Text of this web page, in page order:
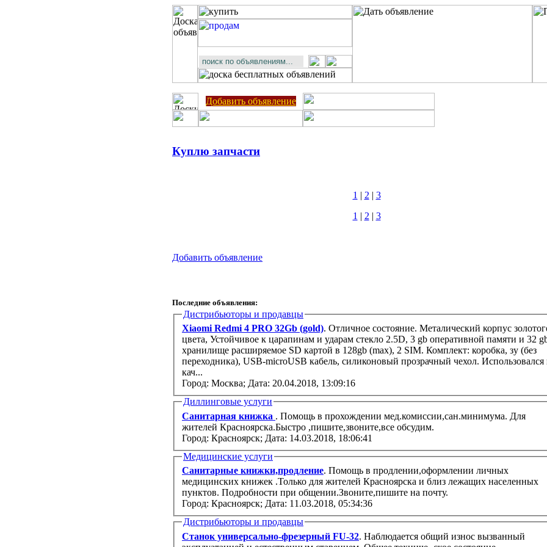
Добавить объявление
Куплю запчасти
1 | 2| 3
1 | 2| 3
Добавить объявление
Последние объявления:
Дистрибьюторы и продавцы
Xiaomi Redmi 4 PRO 32Gb (gold). Отличное состояние. Металический корпус
цвета, Устойчивое к царапинам и ударам стекло 2.5D, 3 gb оперативной памяти и 32
хранилище расширяемое SD картой в 128gb (max), 2 SIM. Комплект: коробка, зу (без
переходника), USB-microUSB кабель, силиконовый прозрачный чехол. Использовался
кач...
Город: Москва; Дата: 20.04.2018, 13:09:16
Диллинговые услуги
Санитарная книжка . Помощь в прохождении мед.комиссии,сан.минимума. Для
жителей Красноярска.Быстро ,пишите,звоните,все обсудим.
Город: Красноярск; Дата: 14.03.2018, 18:06:41
Медицинские услуги
Санитарные книжки,продление. Помощь в продлении,оформлении личных
медицинских книжек .Только для жителей Красноярска и близ лежащих населенных
пунктов. Подробности при общении.Звоните,пишите на почту.
Город: Красноярск; Дата: 11.03.2018, 05:34:36
Дистрибьюторы и продавцы
Станок универсально-фрезерный FU-32. Наблюдается общий износ вызванный